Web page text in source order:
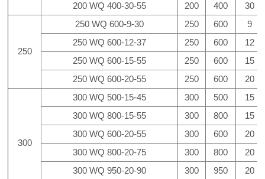
200 WQ 400-30-55
200 400 30
250
250 WQ 600-9-30 250 600
9
250 WQ 600-12-37
250 600
12
250 WQ 600-15-55
250 600
15
250 WQ 600-20-55
250 600 20
300
300 WQ 500-15-45 300 500
15
300 WQ 800-15-55
300 800
15
300 WQ 600-20-55
300 600
20
300 WQ 800-20-75
300 800
20
300 WQ 950-20-90
300 950
20